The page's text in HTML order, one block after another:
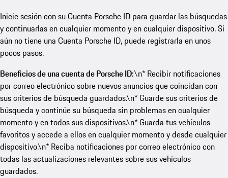
Inicie sesión con su Cuenta Porsche ID para guardar las búsquedas
y continuarlas en cualquier momento y en cualquier dispositivo. Si
aún no tiene una Cuenta Porsche ID, puede registrarla en unos
pocos pasos.
Beneficios de una cuenta de Porsche ID:\n* Recibir notificaciones
por correo electrónico sobre nuevos anuncios que coincidan con
sus criterios de búsqueda guardados.\n* Guarde sus criterios de
búsqueda y continúe su búsqueda sin problemas en cualquier
momento y en todos sus dispositivos.\n* Guarda tus vehículos
favoritos y accede a ellos en cualquier momento y desde cualquier
dispositivo.\n* Reciba notificaciones por correo electrónico con
todas las actualizaciones relevantes sobre sus vehículos
guardados.